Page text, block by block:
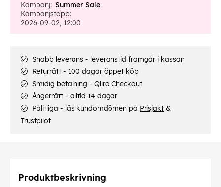
Kampanj: Summer Sale
Kampanjstopp:
2026-09-02, 12:00
Snabb leverans - leveranstid framgår i kassan
Returrätt - 100 dagar öppet köp
Smidig betalning - Qliro Checkout
Ångerrätt - alltid 14 dagar
Pålitliga - läs kundomdömen på Prisjakt &
Trustpilot
Produktbeskrivning